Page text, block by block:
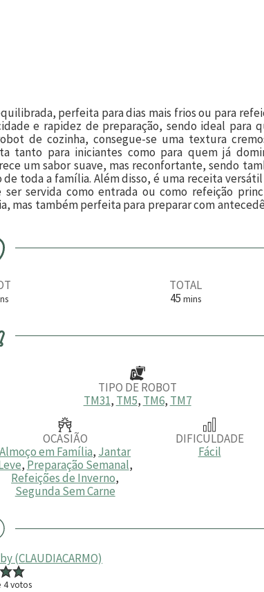
perfeita para dias mais frios ou para
e rapidez de preparação, sendo ideal para
de cozinha, consegue-se uma textura
tanto para iniciantes como para quem já
um sabor suave, mas reconfortante, sendo
toda a família. Além disso, é uma receita
servida como entrada ou como refeição
mas também perfeita para preparar com
TOTAL
45m
u
mins
TIPO DE ROBOT
TM31, TM5, TM6, TM7
OCASIÃO
Almoço em Família, Jantar
, Preparação Semanal,
Refeições de Inverno,
Segunda Sem Carne
DIFICULDADE
Fácil
(CLAUDIACARMO)
4votos